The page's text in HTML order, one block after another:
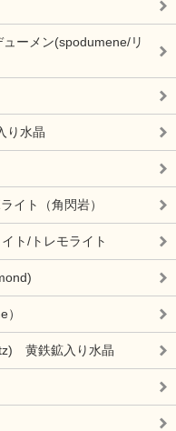
ーメン(spodumene/リ
り水晶
イト（角閃岩）
ト/トレモライト
黄鉄鉱入り水晶